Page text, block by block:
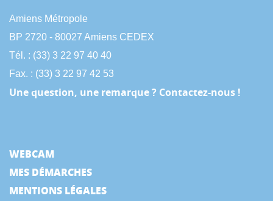
Amiens Métropole
BP 2720 - 80027 Amiens CEDEX
Tél. : (33) 3 22 97 40 40
Fax. : (33) 3 22 97 42 53
Une question, une remarque ? Contactez-nous !
WEBCAM
MES DÉMARCHES
MENTIONS LÉGALES